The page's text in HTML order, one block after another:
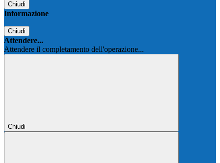
Chiudi
Informazione
Chiudi
Attendere...
Attendere il completamento dell'operazione...
Chiudi